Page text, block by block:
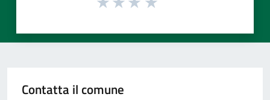
Contatta il comune